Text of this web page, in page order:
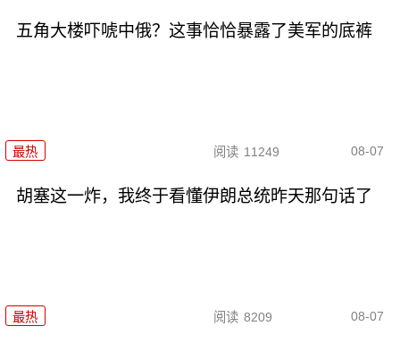
五角大楼吓唬中俄？这事恰恰暴露了美军的底裤
最热 阅读 11249 08-07
胡塞这一炸，我终于看懂伊朗总统昨天那句话了
最热 阅读 8209 08-07